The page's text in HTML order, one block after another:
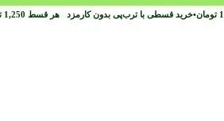
تومان•خرید قسطی با ترب‌پی بدون کارمزد هر قسط 1,250